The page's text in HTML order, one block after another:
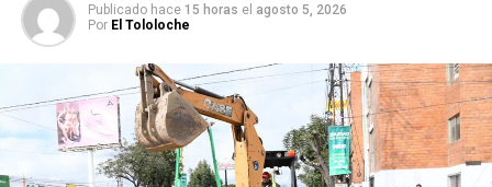
Publicado hace 15 horas el agosto 5, 2026
Por El Tololoche